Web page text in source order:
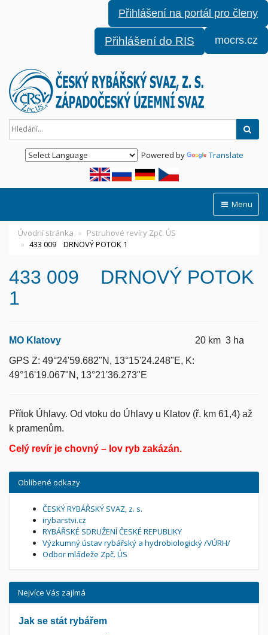
Přihlášení na portál pro členy
Přihlášení do RIS mocrs.cz
Powered by Translate
Menu
Úvodní stránka
Pstruhové revíry Zpč. ÚS
433 009 DRNOVÝ POTOK 1
433 009 DRNOVÝ POTOK
1
MO Klatovy
20 km 3 ha
GPS Z: 49°24'59.682"N, 13°15'24.248"E, K:
49°16'19.067"N, 13°21'36.273"E
Přítok Úhlavy. Od vtoku do Úhlavy u Klatov (ř. km 61,4) až
k pramenům.
Celý revír je chovný – lov ryb zakázán.
Oblíbené odkazy
ČESKÝ RYBÁŘSKÝ SVAZ, z. s.
irybarstvi.cz
RYBÁŘSKÉ SDRUŽENÍ ČESKÉ REPUBLIKY
Výzkumný ústav rybářský a hydrobiologický /VÚRH/
Odbor mládeže Zpč. ÚS
Nejvíce Vás zajímá
Jak se stát rybářem